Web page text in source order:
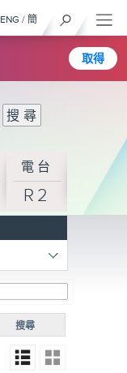
取得
ENG / 簡
電台
R2
搜尋